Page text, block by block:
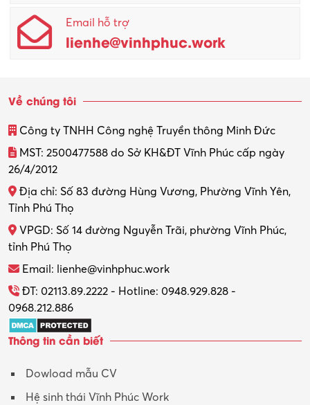
Email hỗ trợ
lienhe@vinhphuc.work
Về chúng tôi
Công ty TNHH Công nghệ Truyền thông Minh Đức
MST: 2500477588 do Sở KH&ĐT Vĩnh Phúc cấp ngày
26/4/2012
Địa chỉ: Số 83 đường Hùng Vương, Phường Vĩnh Yên,
Tỉnh Phú Thọ
VPGD: Số 14 đường Nguyễn Trãi, phường Vĩnh Phúc,
tỉnh Phú Thọ
Email: lienhe@vinhphuc.work
ĐT: 02113.89.2222 - Hotline: 0948.929.828 -
0968.212.886
Thông tin cần biết
Dowload mẫu CV
Hệ sinh thái Vĩnh Phúc Work